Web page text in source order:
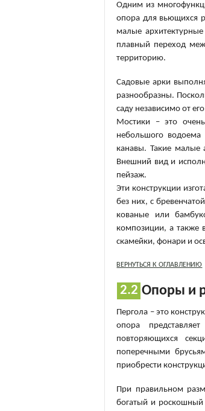
Одним из
опора для вьющихся
малые
плавный переход
территорию.
Садовые арки
разнообразны.
саду независимо от
Мостики – это
небольшого
канавы. Такие малые
Внешний вид и
пейзаж.
Эти конструкции
без них, с
кованые или
композиции, а также
скамейки, фонари и
ВЕРНУТЬСЯ К ОГЛАВЛЕНИЮ
Опоры и
Пергола – это
опора
повторяющихся
поперечными
приобрести
При правильном
богатый и роскошный